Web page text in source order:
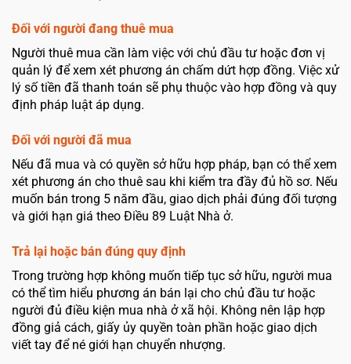
Đối với người đang thuê mua
Người thuê mua cần làm việc với chủ đầu tư hoặc đơn vị
quản lý để xem xét phương án chấm dứt hợp đồng. Việc xử
lý số tiền đã thanh toán sẽ phụ thuộc vào hợp đồng và quy
định pháp luật áp dụng.
Đối với người đã mua
Nếu đã mua và có quyền sở hữu hợp pháp, bạn có thể xem
xét phương án cho thuê sau khi kiểm tra đầy đủ hồ sơ. Nếu
muốn bán trong 5 năm đầu, giao dịch phải đúng đối tượng
và giới hạn giá theo Điều 89 Luật Nhà ở.
Trả lại hoặc bán đúng quy định
Trong trường hợp không muốn tiếp tục sở hữu, người mua
có thể tìm hiểu phương án bán lại cho chủ đầu tư hoặc
người đủ điều kiện mua nhà ở xã hội. Không nên lập hợp
đồng giả cách, giấy ủy quyền toàn phần hoặc giao dịch
viết tay để né giới hạn chuyển nhượng.